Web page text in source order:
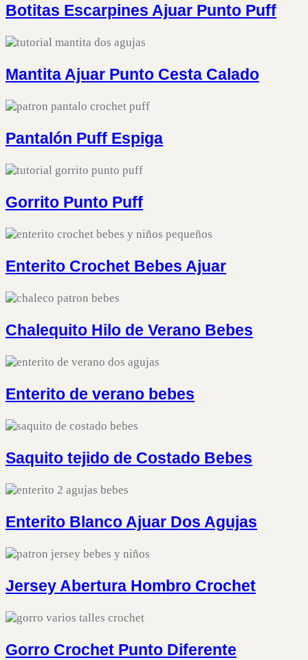
Botitas Escarpines Ajuar Punto Puff
Mantita Ajuar Punto Cesta Calado
Pantalón Puff Espiga
Gorrito Punto Puff
Enterito Crochet Bebes Ajuar
Chalequito Hilo de Verano Bebes
Enterito de verano bebes
Saquito tejido de Costado Bebes
Enterito Blanco Ajuar Dos Agujas
Jersey Abertura Hombro Crochet
Gorro Crochet Punto Diferente